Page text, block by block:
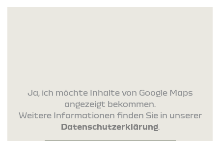
Ja, ich möchte Inhalte von Google Maps
angezeigt bekommen.
Weitere Informationen finden Sie in unserer
Datenschutzerklärung.